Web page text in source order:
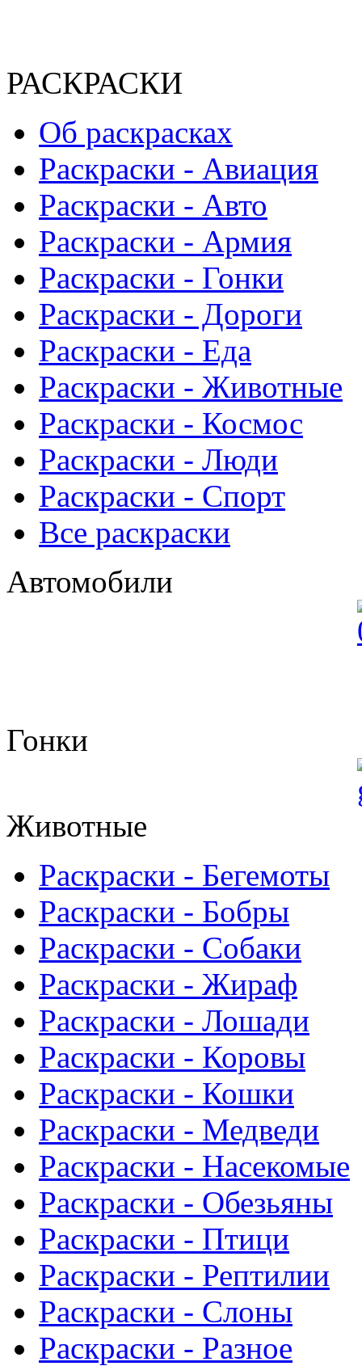
РАСКРАСКИ
Об раскрасках
Раскраски - Авиация
Раскраски - Авто
Раскраски - Армия
Раскраски - Гонки
Раскраски - Дороги
Раскраски - Еда
Раскраски - Животныe
Раскраски - Космос
Раскраски - Люди
Раскраски - Спорт
Все раскраски
Автомобили
Гонки
Животные
Раскраски - Бегемоты
Раскраски - Бобры
Раскраски - Собаки
Раскраски - Жираф
Раскраски - Лошади
Раскраски - Коровы
Раскраски - Кошки
Раскраски - Медведи
Раскраски - Насекомые
Раскраски - Обезьяны
Раскраски - Птици
Раскраски - Рептилии
Раскраски - Слоны
Раскраски - Разное